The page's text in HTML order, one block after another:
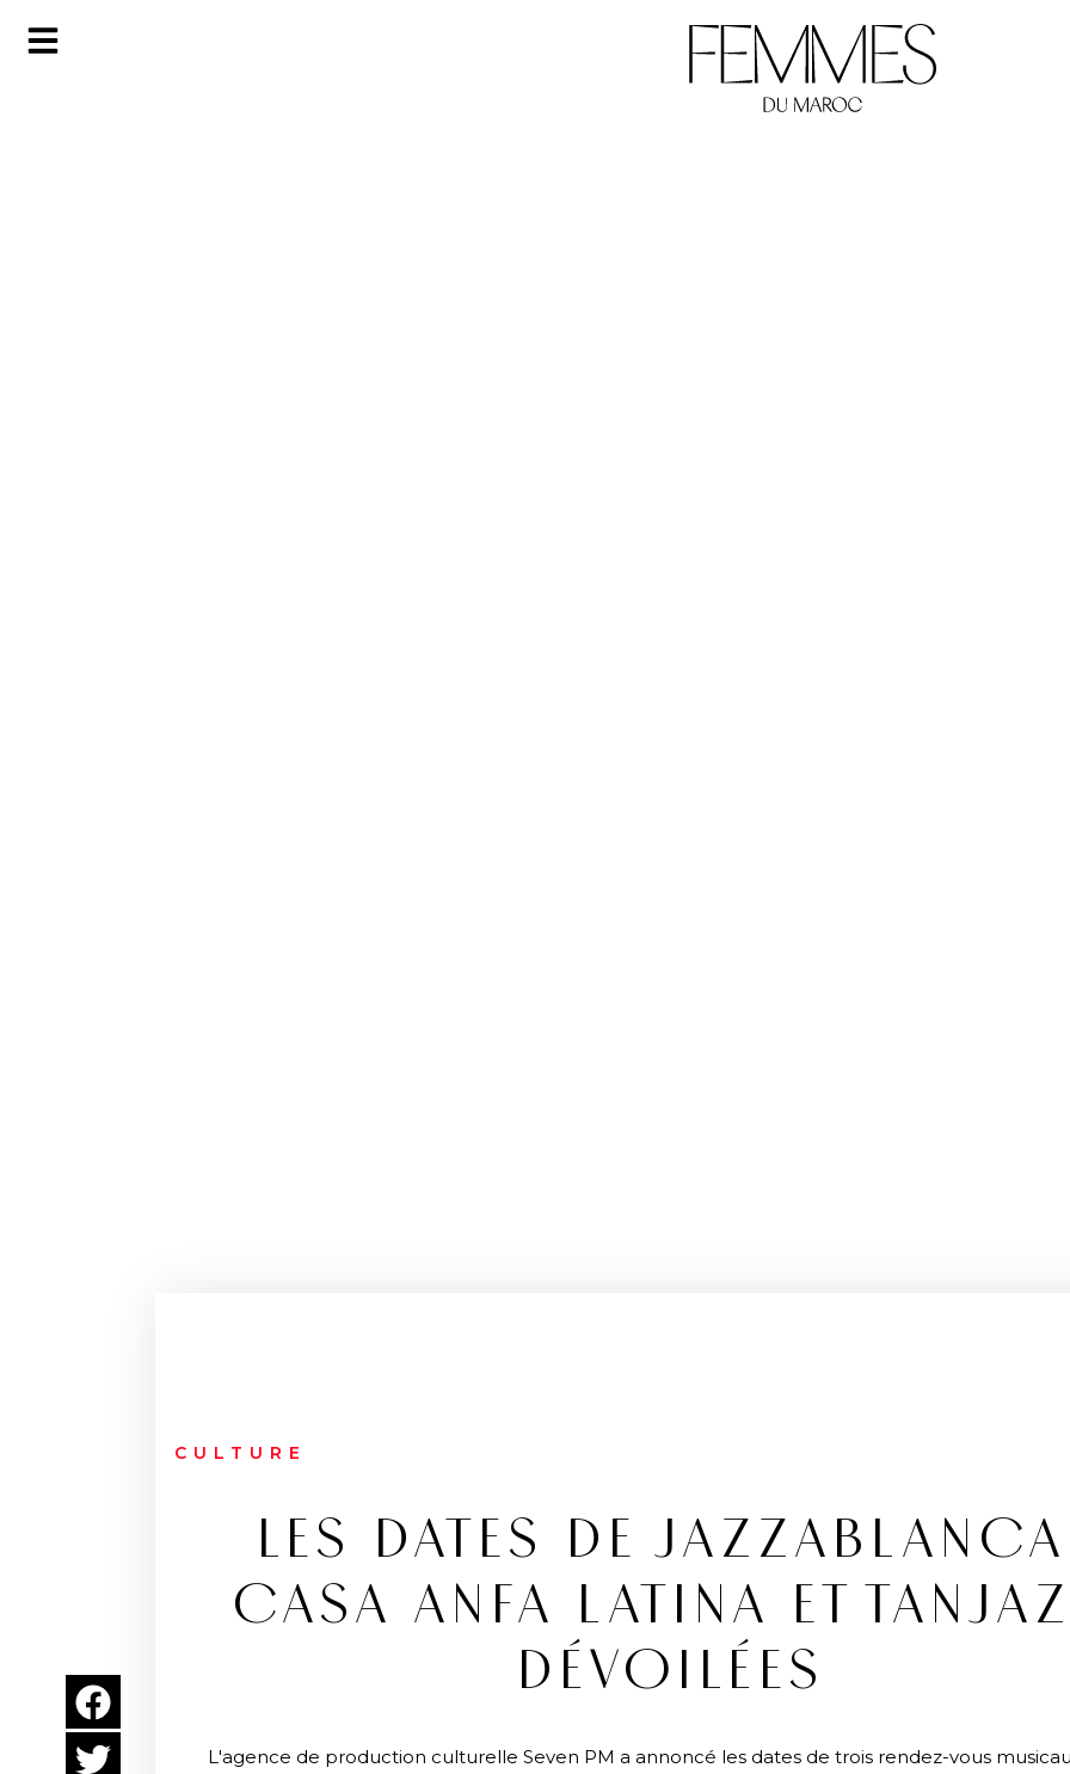
CULTURE
LES DATES DE
CASA ANFA LATINA ET
DÉVOILÉES
L'agence de production culturelle Seven PM a annoncé les dates de trois rendez-vous